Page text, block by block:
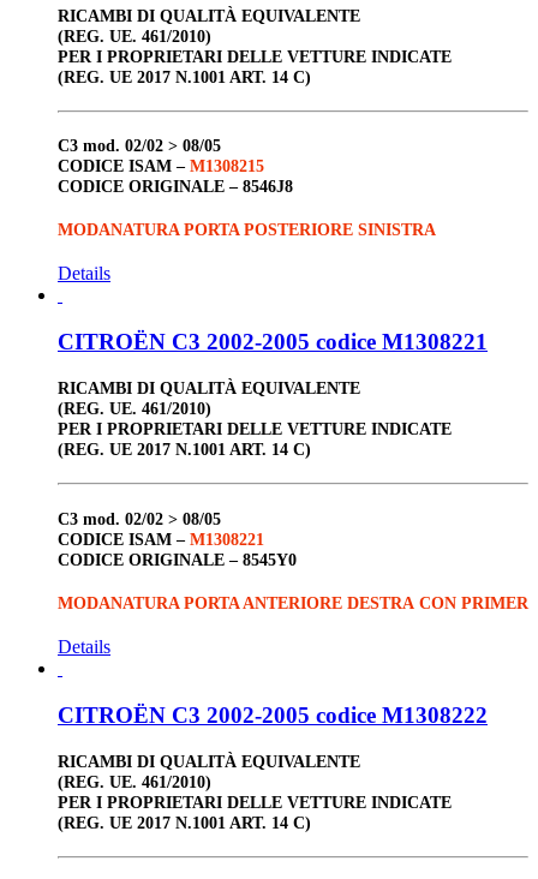
RICAMBI DI QUALITÀ EQUIVALENTE
(REG. UE. 461/2010)
PER I PROPRIETARI DELLE VETTURE INDICATE
(REG. UE 2017 N.1001 ART. 14 C)
C3 mod. 02/02 > 08/05
CODICE ISAM – M1308215
CODICE ORIGINALE – 8546J8
MODANATURA PORTA POSTERIORE SINISTRA
Details
CITROËN C3 2002-2005 codice M1308221
RICAMBI DI QUALITÀ EQUIVALENTE
(REG. UE. 461/2010)
PER I PROPRIETARI DELLE VETTURE INDICATE
(REG. UE 2017 N.1001 ART. 14 C)
C3 mod. 02/02 > 08/05
CODICE ISAM – M1308221
CODICE ORIGINALE – 8545Y0
MODANATURA PORTA ANTERIORE DESTRA CON PRIMER
Details
CITROËN C3 2002-2005 codice M1308222
RICAMBI DI QUALITÀ EQUIVALENTE
(REG. UE. 461/2010)
PER I PROPRIETARI DELLE VETTURE INDICATE
(REG. UE 2017 N.1001 ART. 14 C)